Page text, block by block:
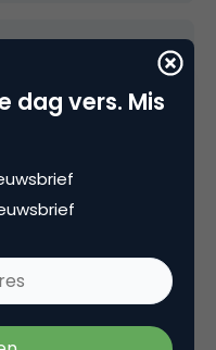
heb waar ik dit
ik vliegen naar de
mij/ons
dag vers. Mis